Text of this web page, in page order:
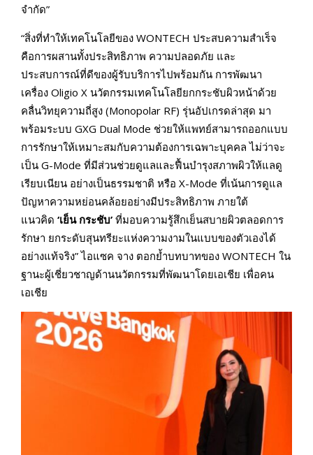
จำกัด”
“สิ่งที่ทำให้เทคโนโลยีของ WONTECH ประสบความสำเร็จ
คือการผสานทั้งประสิทธิภาพ ความปลอดภัย และ
ประสบการณ์ที่ดีของผู้รับบริการไปพร้อมกัน การพัฒนา
เครื่อง Oligio X นวัตกรรมเทคโนโลยียกกระชับผิวหน้าด้วย
คลื่นวิทยุความถี่สูง (Monopolar RF) รุ่นอัปเกรดล่าสุด มา
พร้อมระบบ GXG Dual Mode ช่วยให้แพทย์สามารถออกแบบ
การรักษาให้เหมาะสมกับความต้องการเฉพาะบุคคล ไม่ว่าจะ
เป็น G-Mode ที่มีส่วนช่วยดูแลและฟื้นบำรุงสภาพผิวให้แลดู
เรียบเนียน อย่างเป็นธรรมชาติ หรือ X-Mode ที่เน้นการดูแล
ปัญหาความหย่อนคล้อยอย่างมีประสิทธิภาพ ภายใต้
แนวคิด ‘เย็น กระชับ’ ที่มอบความรู้สึกเย็นสบายผิวตลอดการ
รักษา ยกระดับสุนทรียะแห่งความงามในแบบของตัวเองได้
อย่างแท้จริง” ไอแซค จาง ตอกย้ำบทบาทของ WONTECH ใน
ฐานะผู้เชี่ยวชาญด้านนวัตกรรมที่พัฒนาโดยเอเชีย เพื่อคน
เอเชีย